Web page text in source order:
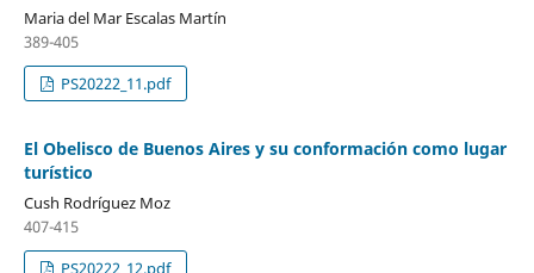
Maria del Mar Escalas Martín
389-405
PS20222_11.pdf
El Obelisco de Buenos Aires y su conformación como lugar
turístico
Cush Rodríguez Moz
407-415
PS20222_12.pdf